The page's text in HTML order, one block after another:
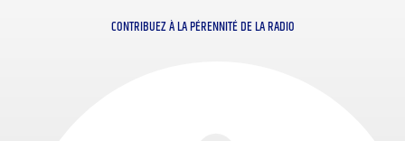
CONTRIBUEZ À LA PÉRENNITÉ DE LA RADIO